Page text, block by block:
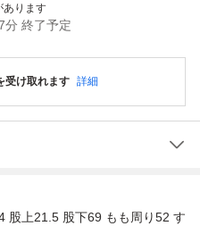
あります
分 終了予定
受け取れます 詳細
股上21.5 股下69 もも周り52 す